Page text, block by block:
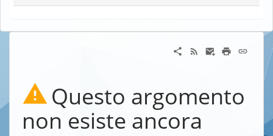
Questo argomento
non esiste ancora